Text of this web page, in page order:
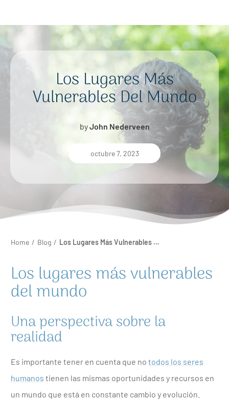
Los Lugares Más
Vulnerables Del Mundo
byJohn Nederveen
octubre 7, 2023
Home / Blog / Los Lugares Más Vulnerables Del Mundo
Los lugares más vulnerables
del mundo
Una perspectiva sobre la
realidad
Es importante tener en cuenta que no todos los seres
humanos tienen las mismas oportunidades y recursos en
un mundo que está en constante cambio y evolución.